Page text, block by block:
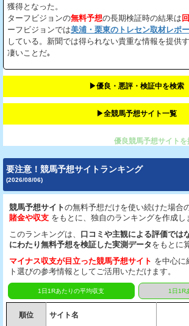
獲得となった。
ターフビジョンの無料予想の長期検証時の結果は
ーフビジョンでは美浦・栗東のトレセン取材レポ
している。新聞では得られない貴重な情報を提供
凄いことだ｡
▶︎優良・悪評・検証中を検索
▶︎全競馬予想サイト一覧
優良競馬予想サイトを
要注意！競馬予想サイトランキング
(2026/08/06)
競馬予想サイトの無料予想だけを使い続けた場合の
賭金や収支 をもとに、独自のランキングを作成し
このランキングは、 口コミや主観による評価では
にわたり無料予想を検証した実測データをもとに
マイナス収支が目立った競馬予想サイト を中心に
ト選びの参考情報としてご活用いただけます。
1日1Rあたりの平均収支 1日1R
順位 サイト名